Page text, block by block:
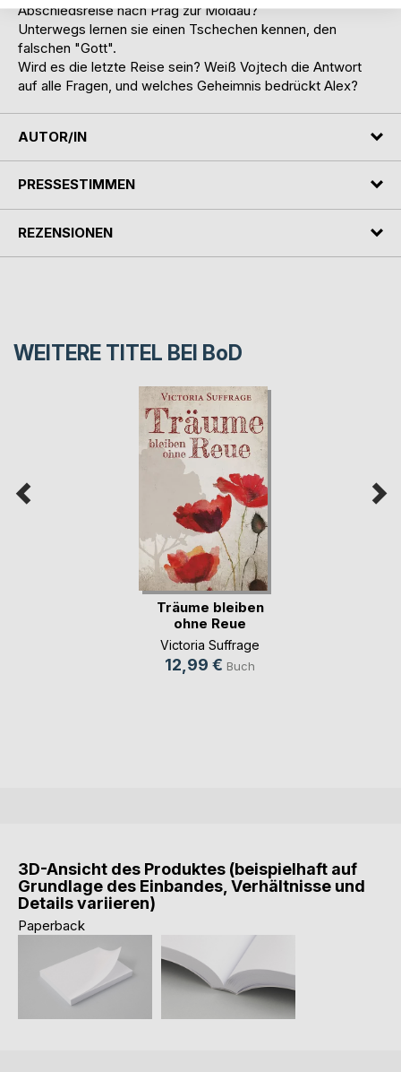
Abschiedsreise nach Prag zur Moldau?
Unterwegs lernen sie einen Tschechen kennen, den
falschen "Gott".
Wird es die letzte Reise sein? Weiß Vojtech die Antwort
auf alle Fragen, und welches Geheimnis bedrückt Alex?
AUTOR/IN
PRESSESTIMMEN
REZENSIONEN
WEITERE TITEL BEI BoD
Träume bleiben
ohne Reue
Victoria Suffrage
12,99 € Buch
3D-Ansicht des Produktes (beispielhaft auf
Grundlage des Einbandes, Verhältnisse und
Details variieren)
Paperback